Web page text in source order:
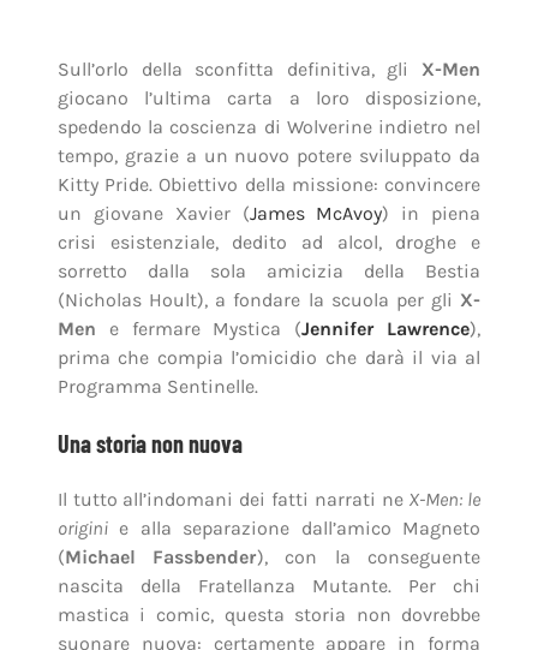
sorretto dalla sola amicizia della Bestia
(Nicholas Hoult), a fondare la scuola per gliX-
Mene fermare Mystica (Jennifer Lawrence),
prima che compia l’omicidio che darà il via al
Programma Sentinelle.
Una storia non nuova
Il tutto all’indomani dei fatti narrati neX-Men: le
origini
e alla separazione dall’amico Magneto
(Michael Fassbender), con la conseguente
nascita della Fratellanza Mutante. Per chi
suonare nuova: certamente appare in forma
interessanti del rebootUltimate, oltre a essere
stata sviluppata anche in altri filoni delle serie
regolari.
Paradossi temporali